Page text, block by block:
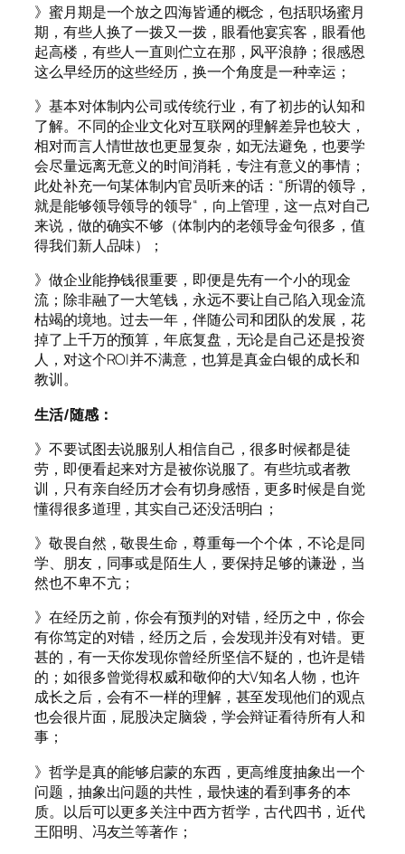
》蜜月期是一个放之四海皆通的概念，包括职场蜜月
期，有些人换了一拨又一拨，眼看他宴宾客，眼看他
起高楼，有些人一直则伫立在那，风平浪静；很感恩
这么早经历的这些经历，换一个角度是一种幸运；
》基本对体制内公司或传统行业，有了初步的认知和
了解。不同的企业文化对互联网的理解差异也较大，
相对而言人情世故也更显复杂，如无法避免，也要学
会尽量远离无意义的时间消耗，专注有意义的事情；
此处补充一句某体制内官员听来的话：“所谓的领导，
就是能够领导领导的领导“，向上管理，这一点对自己
来说，做的确实不够（体制内的老领导金句很多，值
得我们新人品味）；
》做企业能挣钱很重要，即便是先有一个小的现金
流；除非融了一大笔钱，永远不要让自己陷入现金流
枯竭的境地。过去一年，伴随公司和团队的发展，花
掉了上千万的预算，年底复盘，无论是自己还是投资
人，对这个ROI并不满意，也算是真金白银的成长和
教训。
生活/随感：
》不要试图去说服别人相信自己，很多时候都是徒
劳，即便看起来对方是被你说服了。有些坑或者教
训，只有亲自经历才会有切身感悟，更多时候是自觉
懂得很多道理，其实自己还没活明白；
》敬畏自然，敬畏生命，尊重每一个个体，不论是同
学、朋友，同事或是陌生人，要保持足够的谦逊，当
然也不卑不亢；
》在经历之前，你会有预判的对错，经历之中，你会
有你笃定的对错，经历之后，会发现并没有对错。更
甚的，有一天你发现你曾经所坚信不疑的，也许是错
的；如很多曾觉得权威和敬仰的大V知名人物，也许
成长之后，会有不一样的理解，甚至发现他们的观点
也会很片面，屁股决定脑袋，学会辩证看待所有人和
事；
》哲学是真的能够启蒙的东西，更高维度抽象出一个
问题，抽象出问题的共性，最快速的看到事务的本
质。以后可以更多关注中西方哲学，古代四书，近代
王阳明、冯友兰等著作；